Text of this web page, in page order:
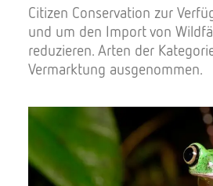
Citizen Conservation zur
und um den Import von
reduzieren. Arten der
Vermarktung ausgenommen.